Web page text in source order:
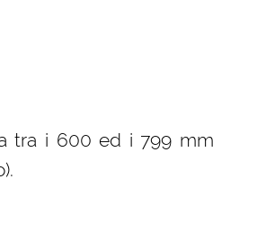
tra i 600 ed i 799 mm